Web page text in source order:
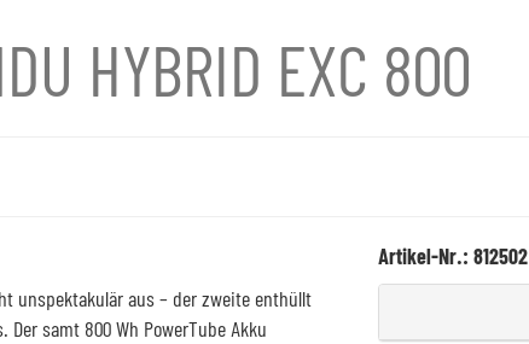
HYBRID EXC 800
unspektakulär aus – der zweite enthüllt
samt 800 Wh PowerTube Akku
Artikel-Nr.: 812502